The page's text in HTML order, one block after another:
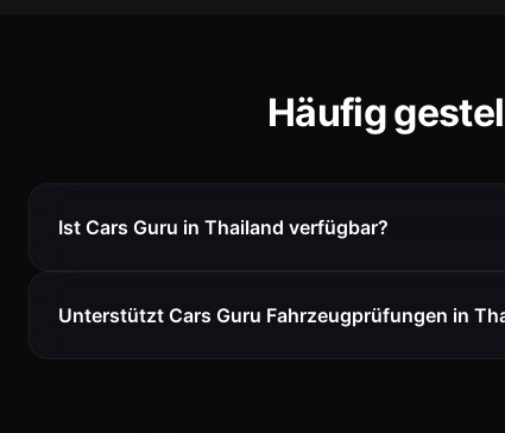
Häufig
Ist Cars Guru in Thailand verfügbar?
Unterstützt Cars Guru Fahrzeugprüfungen in